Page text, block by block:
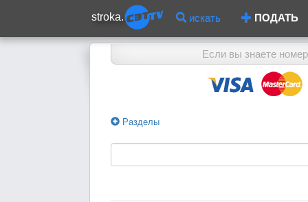
stroka. искать ПОДАТЬ
Если вы знаете
Разделы